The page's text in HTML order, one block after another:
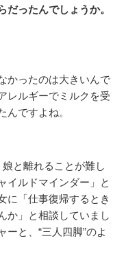
だったんでしょうか。
かったのは大きいんで
レルギーでミルクを受
んですよね。
と離れることが難し
イルドマインダー」と
に「仕事復帰するとき
か」と相談していまし
と、“三人四脚”のよ